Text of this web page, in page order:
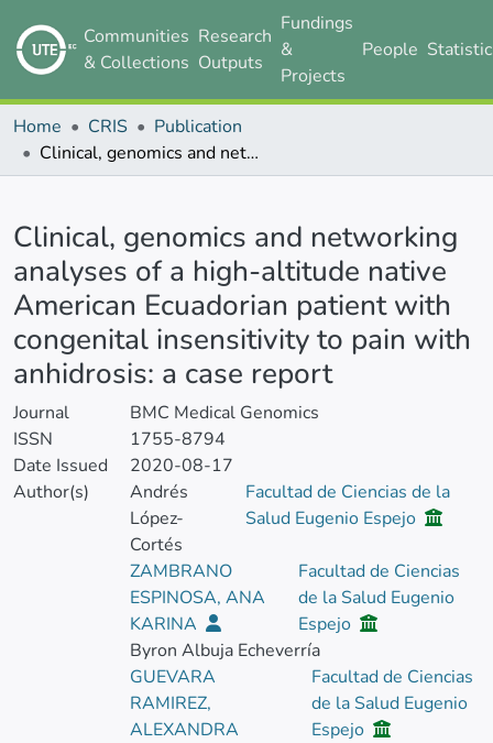
Communities
& Collections
Research
Outputs
Fundings
&
Projects
People
Home CRIS
Publication
Clinical, genomics and networking analyses of a high-altitude native American Ecuadorian patient with congenital insensitivity to pain with anhidrosis: a case report
Clinical, genomics and networking
analyses of a high-altitude native
American Ecuadorian patient with
congenital insensitivity to pain with
anhidrosis: a case report
Journal
BMC Medical Genomics
ISSN
1755-8794
Date Issued
2020-08-17
Author(s)
Andrés
López-
Cortés
Facultad de Ciencias de la
Salud Eugenio Espejo
ZAMBRANO
ESPINOSA, ANA
KARINA
Facultad de Ciencias
de la Salud Eugenio
Espejo
Byron Albuja Echeverría
GUEVARA
RAMIREZ,
ALEXANDRA
Facultad de Ciencias
de la Salud Eugenio
Espejo